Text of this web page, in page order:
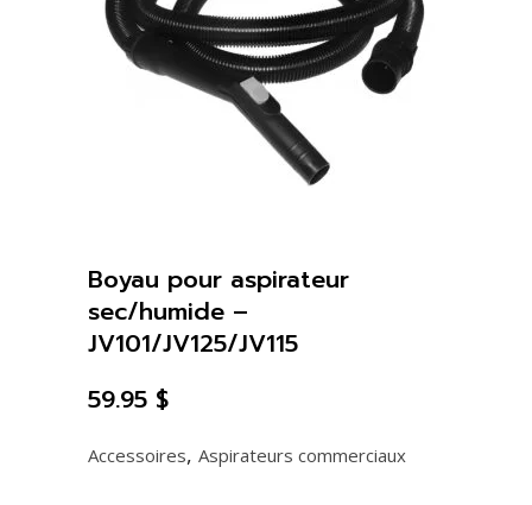
Accessoires, Aspirateurs commerciaux
Boyau pour aspirateur
sec/humide –
JV101/JV125/JV115
59.95 $